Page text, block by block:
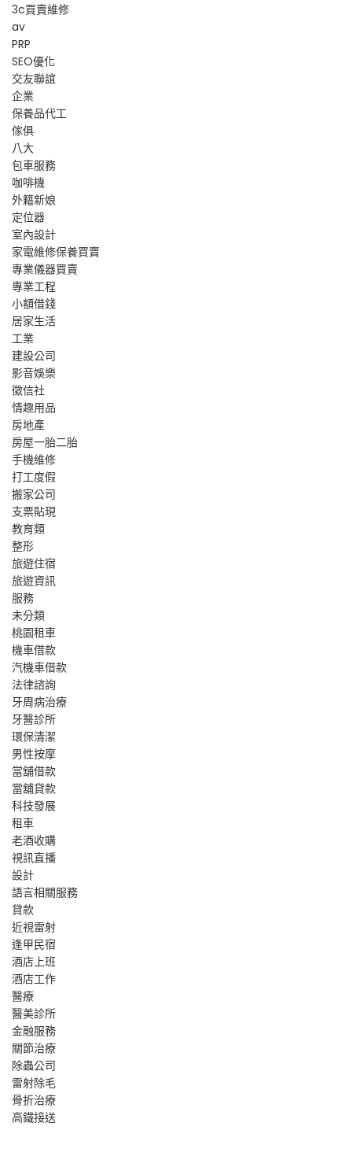
3c買賣維修
av
PRP
SEO優化
交友聯誼
企業
保養品代工
傢俱
八大
包車服務
咖啡機
外籍新娘
定位器
室內設計
家電維修保養買賣
專業儀器買賣
專業工程
小額借錢
居家生活
工業
建設公司
影音娛樂
徵信社
情趣用品
房地產
房屋一胎二胎
手機維修
打工度假
搬家公司
支票貼現
教育類
整形
旅遊住宿
旅遊資訊
服務
未分類
桃園租車
機車借款
汽機車借款
法律諮詢
牙周病治療
牙醫診所
環保清潔
男性按摩
當舖借款
當舖貸款
科技發展
租車
老酒收購
視訊直播
設計
語言相關服務
貸款
近視雷射
逢甲民宿
酒店上班
酒店工作
醫療
醫美診所
金融服務
關節治療
除蟲公司
雷射除毛
骨折治療
高鐵接送